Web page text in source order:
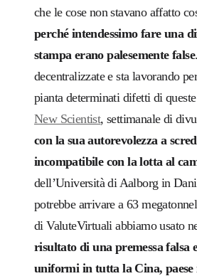
che le cose non stavano affatto
perché intendessimo fare una
stampa erano palesemente false
decentralizzate e sta lavorando
pianta determinati difetti di
New Scientist, settimanale di
con la sua autorevolezza a
incompatibile con la lotta al
dell’Università di Aalborg in
potrebbe arrivare a 63
di ValuteVirtuali abbiamo usato
risultato di una premessa falsa
uniformi in tutta la Cina,